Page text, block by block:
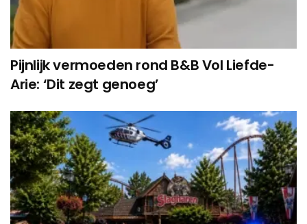
Pijnlijk vermoeden rond B&B Vol Liefde-
Arie: ‘Dit zegt genoeg’